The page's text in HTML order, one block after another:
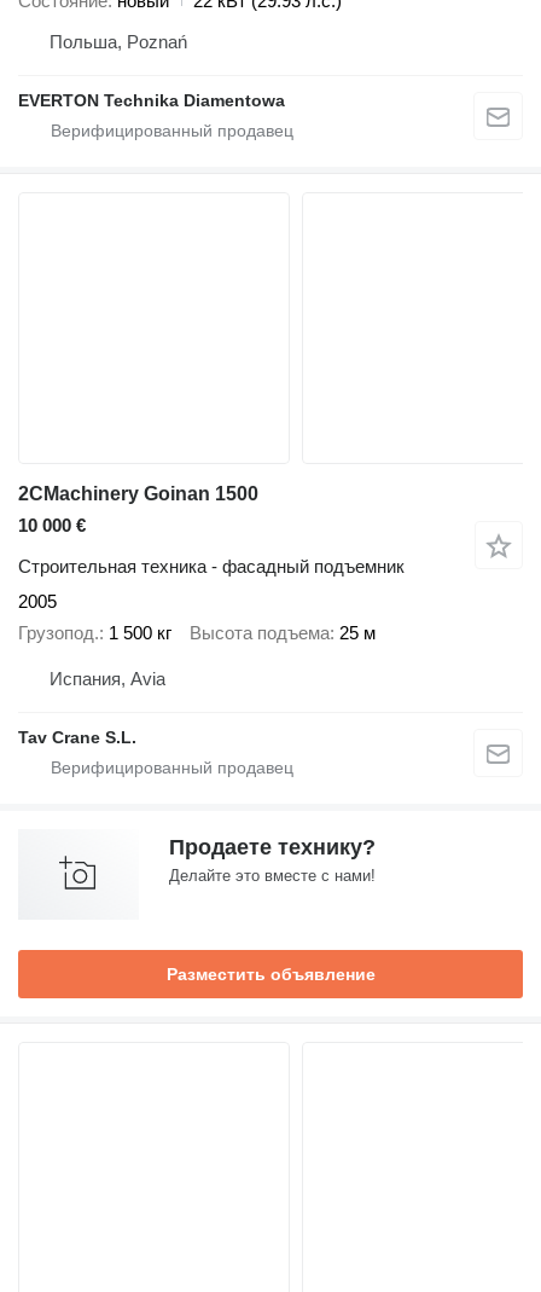
Польша, Poznań
EVERTON Technika Diamentowa
2CMachinery Goinan 1500
10 000 €
Строительная техника - фасадный подъемник
2005
Грузопод. 1 500 кг Высота подъема 25 м
Испания, Avia
Tav Crane S.L.
Продаете технику?
Делайте это вместе с нами!
Разместить объявление